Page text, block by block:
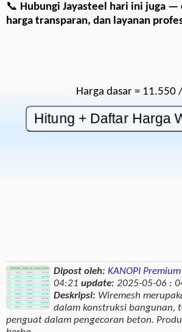
📞 Hubungi Jayasteel hari ini juga —
harga transparan, dan layanan
Harga dasar = 11.550
Dipost oleh: KANOPI Premium
04:21 update: 2025-05-06 :
Deskripsi: Wiremesh
dalam konstruksi bangunan,
penguat dalam pengecoran beton.